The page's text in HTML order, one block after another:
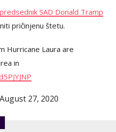
predsednik SAD Donald Tramp
pričinjenu štetu.
Hurricane Laura are
in
August 27, 2020